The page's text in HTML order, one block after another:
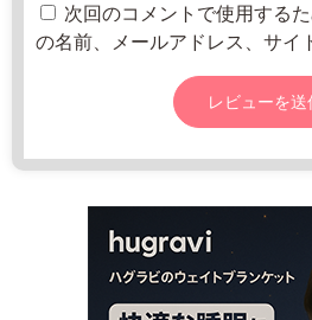
次回のコメントで使用する
の名前、メールアドレス、サイ